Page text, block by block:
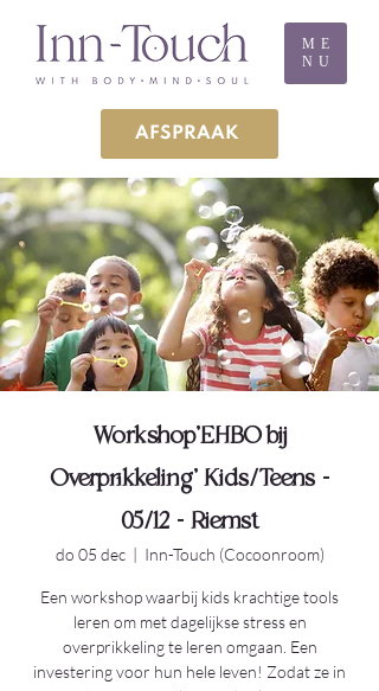
ME
NU
AFSPRAAK
Workshop'EHBO bij
Overprikkeling' Kids/Teens -
05/12 - Riemst
do 05 dec
  |
Inn-Touch (Cocoonroom)
Een workshop waarbij kids krachtige tools
leren om met dagelijkse stress en
overprikkeling te leren omgaan. Een
investering voor hun hele leven! Zodat ze in